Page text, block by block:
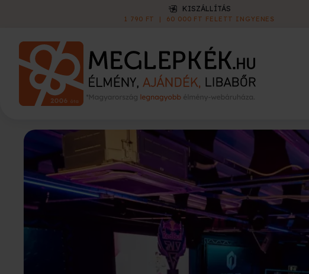
KISZÁLLÍTÁS
1 790 FT 60 000 FT FELETT INGYENES